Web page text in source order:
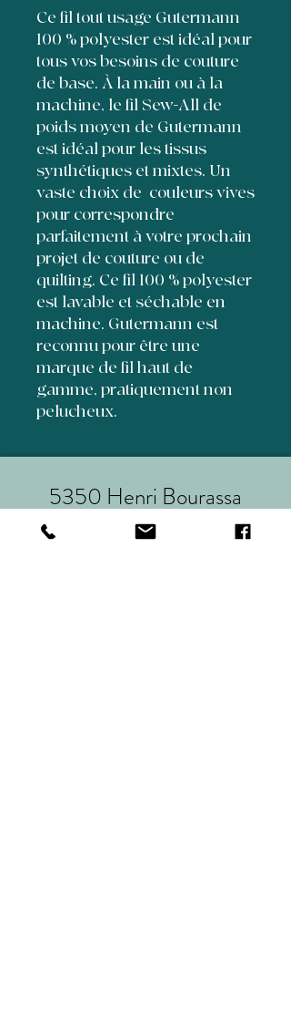
Ce fil tout usage Gutermann
100 % polyester est idéal pour
tous vos besoins de couture
de base. À la main ou à la
machine, le fil Sew-All de
poids moyen de Gutermann
est idéal pour les tissus
synthétiques et mixtes. Un
vaste choix de couleurs vives
pour correspondre
parfaitement à votre prochain
projet de couture ou de
quilting. Ce fil 100 % polyester
est lavable et séchable en
machine. Gutermann est
reconnu pour être une
marque de fil haut de
gamme, pratiquement non
pelucheux.
5350 Henri Bourassa
suite 70